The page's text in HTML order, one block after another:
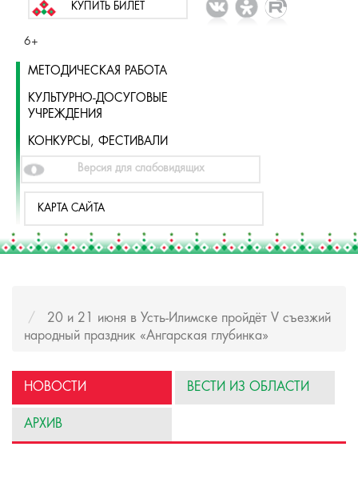
КУПИТЬ БИЛЕТ
6+
МЕТОДИЧЕСКАЯ РАБОТА
КУЛЬТУРНО-ДОСУГОВЫЕ
УЧРЕЖДЕНИЯ
КОНКУРСЫ, ФЕСТИВАЛИ
Версия для слабовидящих
КАРТА САЙТА
20 и 21 июня в Усть-Илимске пройдёт V съезжий
народный праздник «Ангарская глубинка»
НОВОСТИ ВЕСТИ ИЗ ОБЛАСТИ
АРХИВ